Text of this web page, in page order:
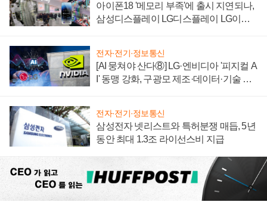
아이폰18 '메모리 부족'에 출시 지연되나,
삼성디스플레이 LG디스플레이 LG이노
전자·전기·정보통신
[AI 뭉쳐야 산다⑧] LG·엔비디아 '피지컬 A
I' 동맹 강화, 구광모 제조·데이터·기술 결
전자·전기·정보통신
삼성전자 넷리스트와 특허분쟁 매듭, 5년
동안 최대 1.3조 라이선스비 지급